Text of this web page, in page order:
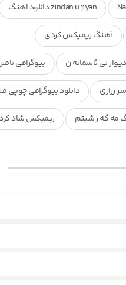
zindan u jiyan دانلود اهنگ
آهنگ ریمیکس کردی
نی ئاسمانه ن بیوگرافی
رزازی دانلود بیوگرافی چوپی
مه گه ر شیتم ریمیکس شاد